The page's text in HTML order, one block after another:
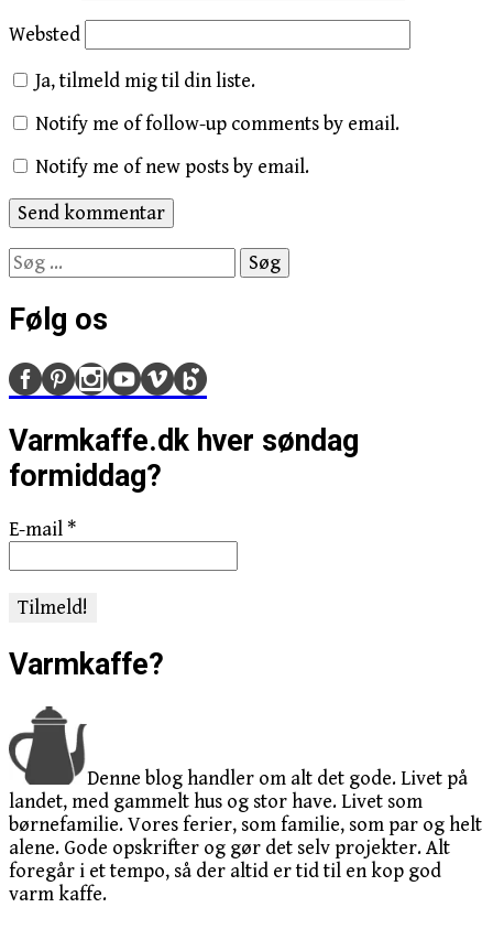
Websted
Ja, tilmeld mig til din liste.
Notify me of follow-up comments by email.
Notify me of new posts by email.
Søg
efter:
Følg os
Varmkaffe.dk hver søndag
formiddag?
E-mail*
Varmkaffe?
Denne blog handler om alt det gode. Livet på
landet, med gammelt hus og stor have. Livet som
børnefamilie. Vores ferier, som familie, som par og helt
alene. Gode opskrifter og gør det selv projekter. Alt
foregår i et tempo, så der altid er tid til en kop god
varm kaffe.